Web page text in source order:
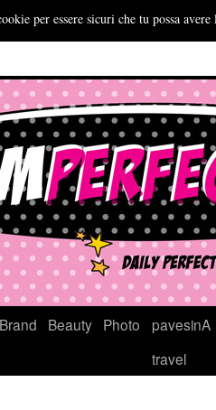
Brand Beauty Photo
pavesinA
travel
per essere sicuri che tu possa